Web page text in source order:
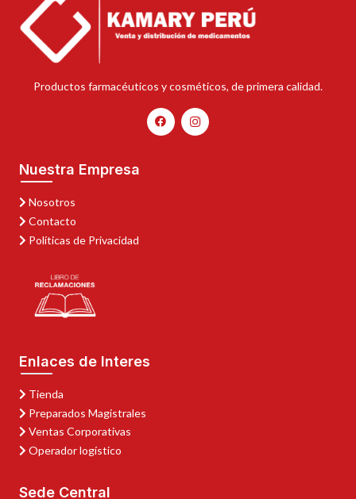
Productos farmacéuticos y cosméticos, de primera calidad.
Nuestra Empresa
Nosotros
Contacto
Políticas de Privacidad
Enlaces de Interes
Tienda
Preparados Magistrales
Ventas Corporativas
Operador logístico
Sede Central